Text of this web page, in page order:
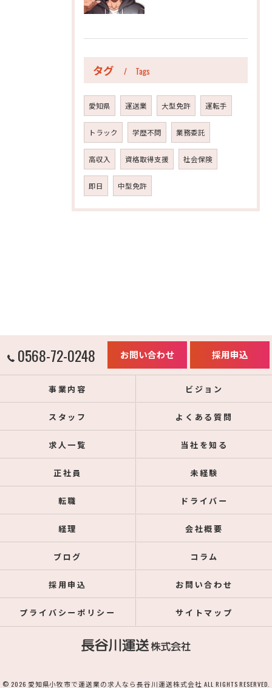
タグ Tags
愛知県 運送業 大型免許 運転手
トラック 学歴不問 業務委託
高収入 資格取得支援 社会保険
即日 中型免許
0568-72-0248 お問い合わせ 採用申込
事業内容 ビジョン
スタッフ よくある質問
求人一覧 当社を知る
正社員 未経験
転職 ドライバー
経理 会社概要
ブログ コラム
採用申込 お問い合わせ
プライバシーポリシー サイトマップ
© 2026 愛知県小牧市で運送業の求人なら長谷川運送株式会社 ALL RIGHTS RESERVED.